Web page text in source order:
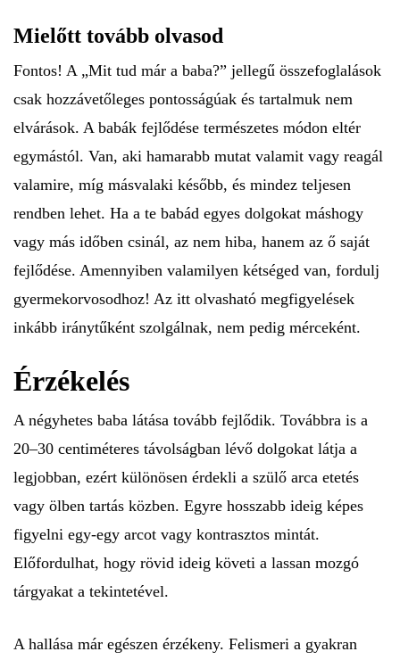
Mielőtt tovább olvasod
Fontos! A „Mit tud már a baba?” jellegű összefoglalások
csak hozzávetőleges pontosságúak és tartalmuk nem
elvárások. A babák fejlődése természetes módon eltér
egymástól. Van, aki hamarabb mutat valamit vagy reagál
valamire, míg másvalaki később, és mindez teljesen
rendben lehet. Ha a te babád egyes dolgokat máshogy
vagy más időben csinál, az nem hiba, hanem az ő saját
fejlődése. Amennyiben valamilyen kétséged van, fordulj
gyermekorvosodhoz! Az itt olvasható megfigyelések
inkább iránytűként szolgálnak, nem pedig mérceként.
Érzékelés
A négyhetes baba látása tovább fejlődik. Továbbra is a
20–30 centiméteres távolságban lévő dolgokat látja a
legjobban, ezért különösen érdekli a szülő arca etetés
vagy ölben tartás közben. Egyre hosszabb ideig képes
figyelni egy-egy arcot vagy kontrasztos mintát.
Előfordulhat, hogy rövid ideig követi a lassan mozgó
tárgyakat a tekintetével.
A hallása már egészen érzékeny. Felismeri a gyakran